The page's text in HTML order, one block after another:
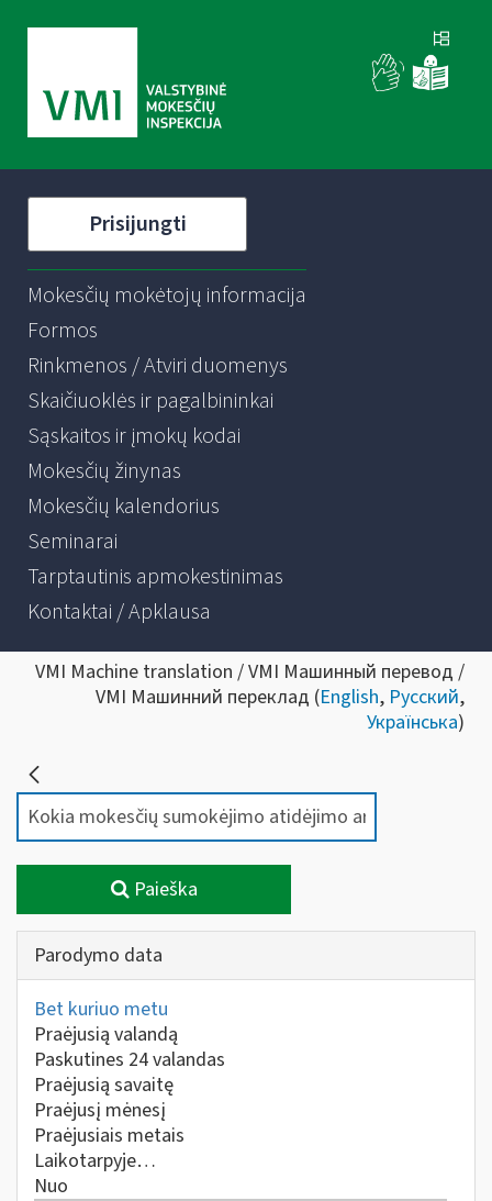
Prisijungti
Mokesčių mokėtojų informacija
Formos
Rinkmenos / Atviri duomenys
Skaičiuoklės ir pagalbininkai
Sąskaitos ir įmokų kodai
Mokesčių žinynas
Mokesčių kalendorius
Seminarai
Tarptautinis apmokestinimas
Kontaktai / Apklausa
VMI Machine translation / VMI Машинный перевод /
VMI Машинний переклад (English, Русский,
Українська)
Paieška
Parodymo data
Bet kuriuo metu
Praėjusią valandą
Paskutines 24 valandas
Praėjusią savaitę
Praėjusį mėnesį
Praėjusiais metais
Laikotarpyje…
Nuo